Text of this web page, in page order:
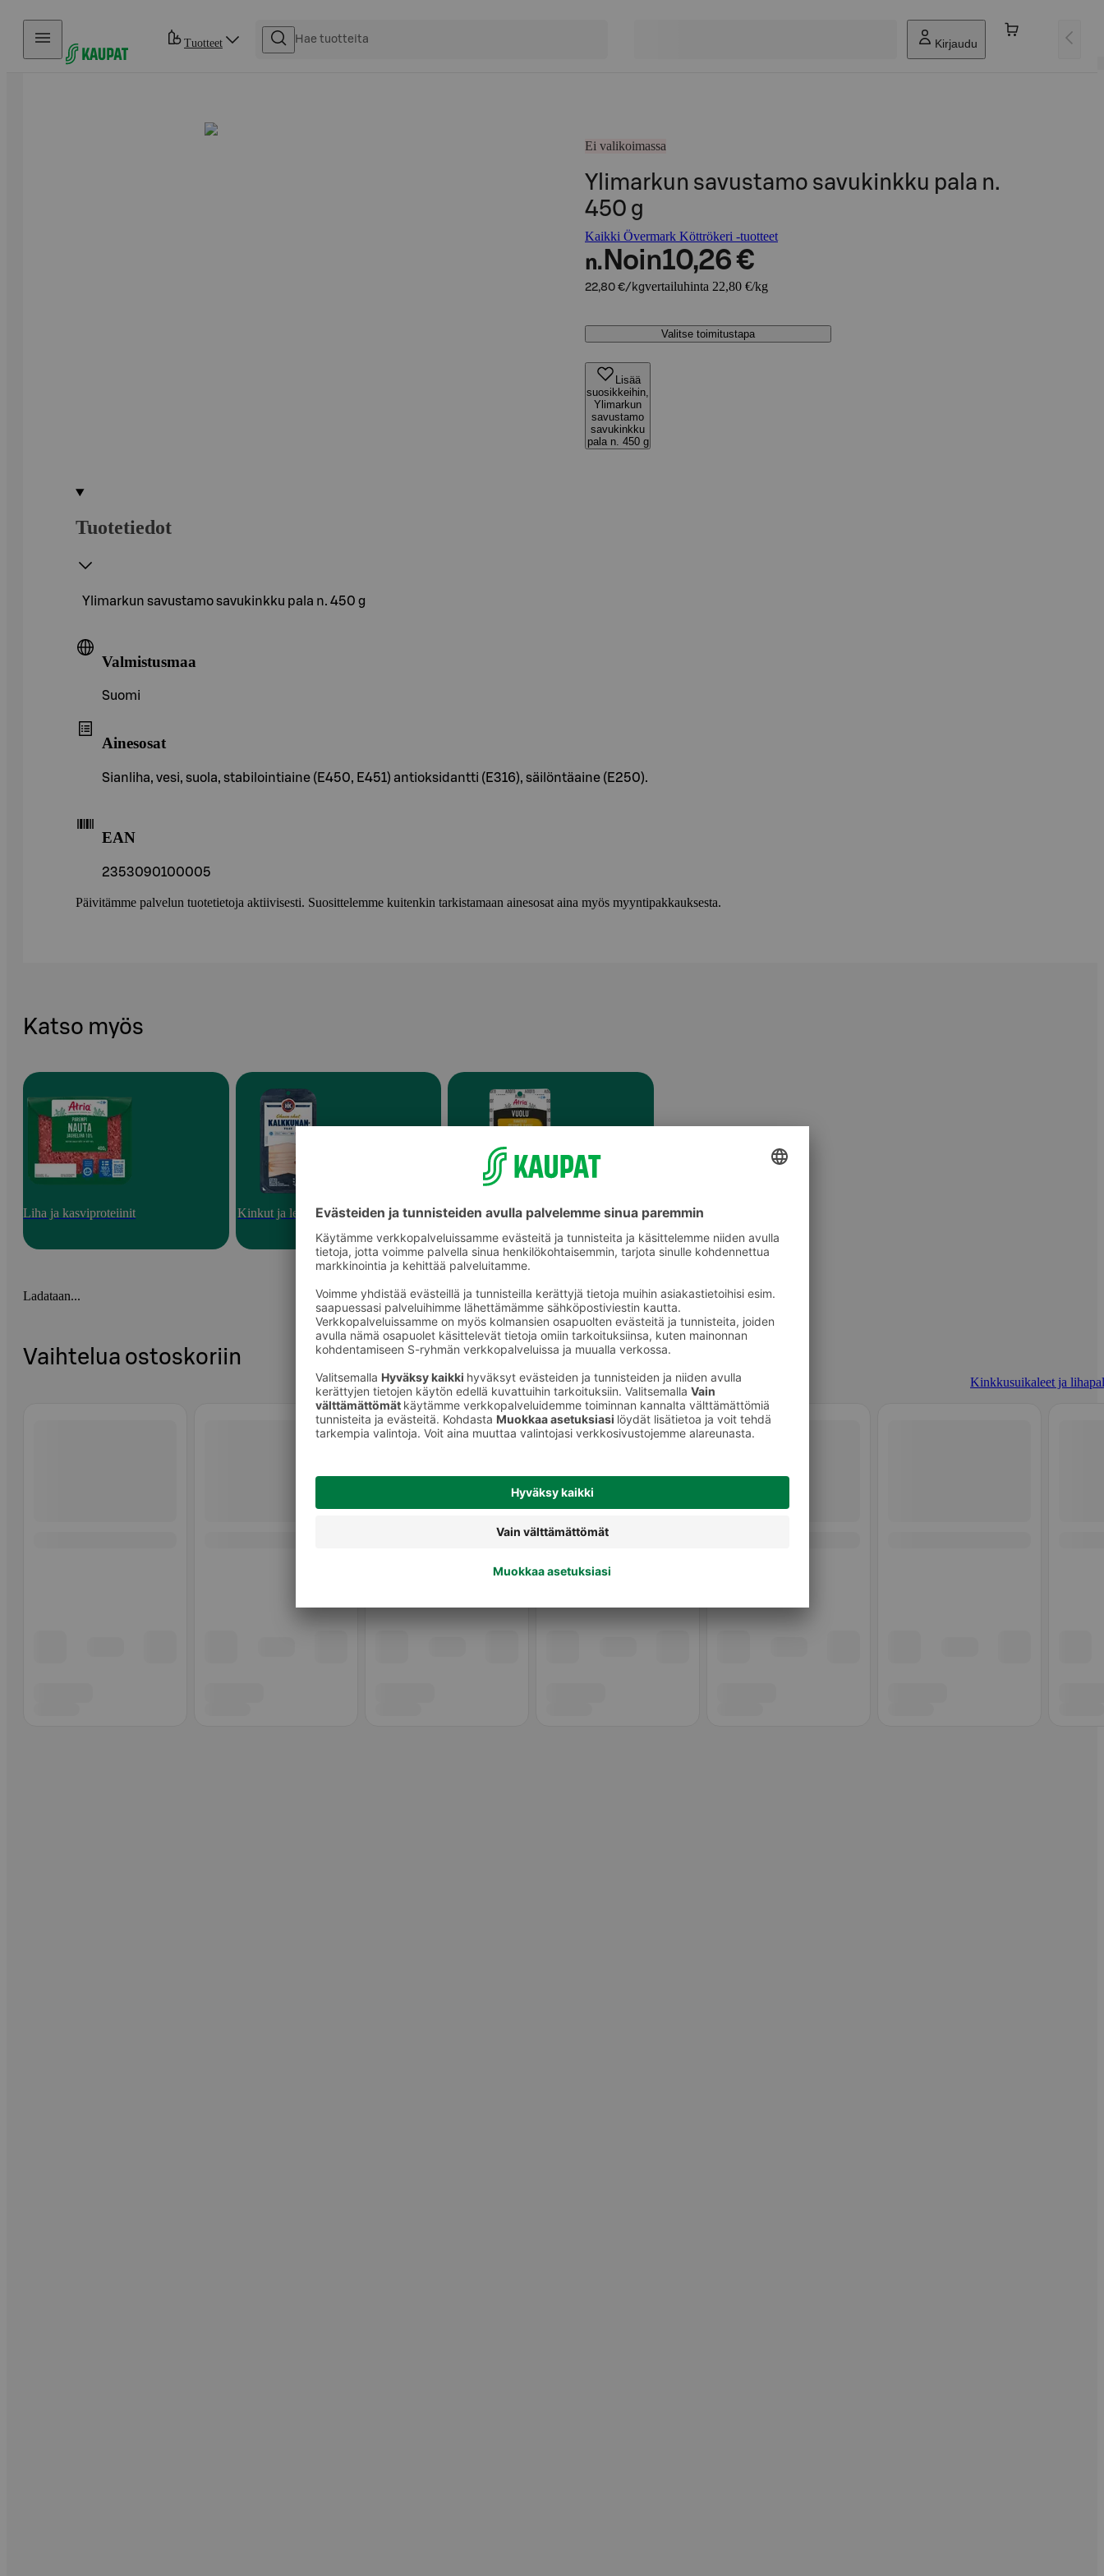
Hyppää sisältöön
Tuotteet Kirjaudu
Ei valikoimassa
Ylimarkun savustamo savukinkku pala n.
450 g
Kaikki Övermark Köttrökeri -tuotteet
n. Noin10,26 €
22,80 €/kgvertailuhinta 22,80 €/kg
Valitse toimitustapa
Lisää
suosikkeihin,
Ylimarkun
savustamo
savukinkku
pala n. 450 g
Tuotetiedot
Ylimarkun savustamo savukinkku pala n. 450 g
Valmistusmaa
Suomi
Ainesosat
Sianliha, vesi, suola, stabilointiaine (E450, E451) antioksidantti (E316), säilöntäaine (E250).
EAN
2353090100005
Päivitämme palvelun tuotetietoja aktiivisesti. Suosittelemme kuitenkin tarkistamaan ainesosat aina myös myyntipakkauksesta.
Katso myös
Liha ja kasviproteiinit Kinkut ja leikkeleet Kinkkusuikaleet ja lihapalat
Ladataan...
Vaihtelua ostoskoriin
Kinkkusuikaleet ja